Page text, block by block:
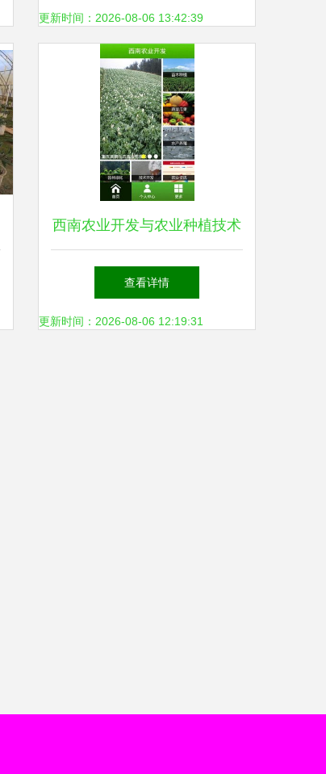
与农业种植技术
更新时间：2026-08-06 13:42:39
西南农业开发与农业种植技术
下载指南
查看详情
更新时间：2026-08-06 12:19:31